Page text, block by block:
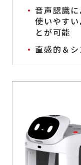
音声認識
使いやす
とが可能
直感的＆